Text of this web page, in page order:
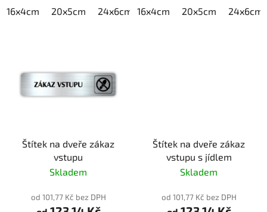
16x4cm 20x5cm 24x6cm 30x7,5cm 40x10cm
16x4cm 20x5cm 24x6cm
Štítek na dveře zákaz
vstupu
Skladem
od 101,77 Kč bez DPH
Štítek na dveře zákaz
vstupu s jídlem
Skladem
od 101,77 Kč bez DPH